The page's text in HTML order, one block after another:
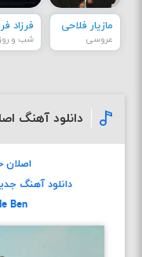
مازیار فلاحی
عروسی
فرزاد
شب و روز
دانلود آهنگ
اصلان
دانلود آهنگ
Ben